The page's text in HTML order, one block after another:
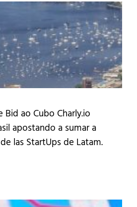
Bid ao Cubo Charly.io
apostando a sumar a
las StartUps de Latam.